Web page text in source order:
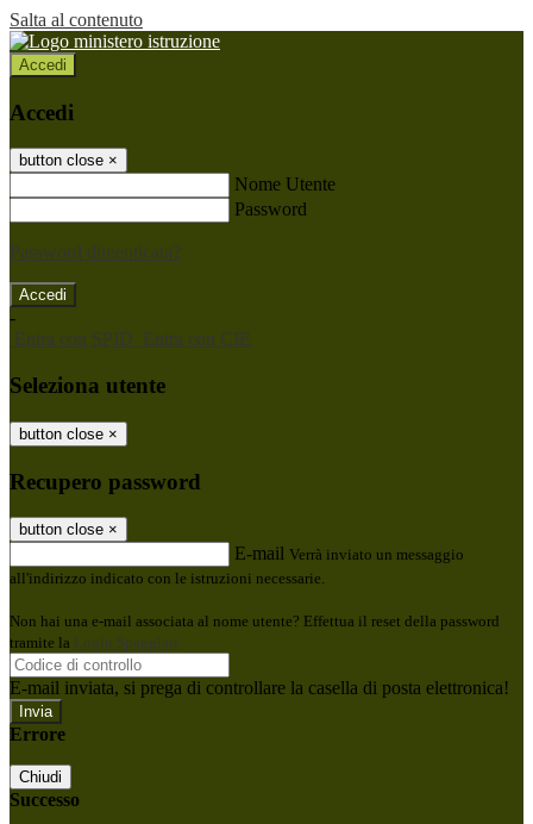
Salta al contenuto
Accedi
Accedi
button close ×
Nome Utente
Password
Password dimenticata?
-
Entra con SPID Entra con CIE
Seleziona utente
button close ×
Recupero password
button close ×
E-mail Verrà inviato un messaggio
all'indirizzo indicato con le istruzioni necessarie.
Non hai una e-mail associata al nome utente? Effettua il reset della password
tramite la Login Spaggiari
E-mail inviata, si prega di controllare la casella di posta elettronica!
Errore
Chiudi
Successo